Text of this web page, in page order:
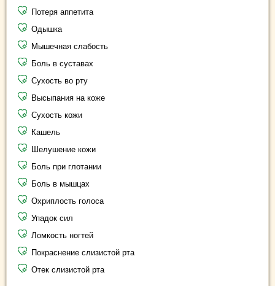
Потеря аппетита
Одышка
Мышечная слабость
Боль в суставах
Сухость во рту
Высыпания на коже
Сухость кожи
Кашель
Шелушение кожи
Боль при глотании
Боль в мышцах
Охриплость голоса
Упадок сил
Ломкость ногтей
Покраснение слизистой рта
Отек слизистой рта